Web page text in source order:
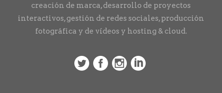
creación de marca, desarrollo de proyectos
interactivos, gestión de redes sociales, producción
fotográfica y de vídeos y hosting & cloud.